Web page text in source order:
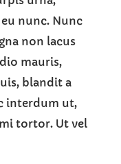
nunc. Nunc
non lacus
mauris,
blandit a
interdum ut,
tortor. Ut vel